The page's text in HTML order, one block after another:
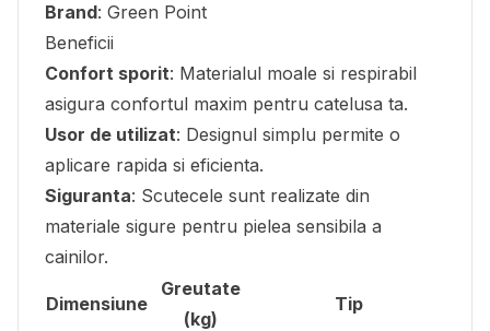
Brand: Green Point
Beneficii
Confort sporit: Materialul moale si respirabil
asigura confortul maxim pentru catelusa ta.
Usor de utilizat: Designul simplu permite o
aplicare rapida si eficienta.
Siguranta: Scutecele sunt realizate din
materiale sigure pentru pielea sensibila a
cainilor.
Dimensiune
Greutate
(kg)
Tip